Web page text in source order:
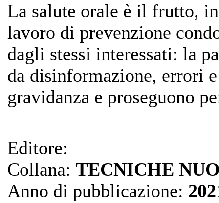
La salute orale è il frutto,
lavoro di prevenzione
dagli stessi interessati: la
da disinformazione, errori
gravidanza e proseguono
Editore:
Collana: TECNICHE
Anno di pubblicazione: